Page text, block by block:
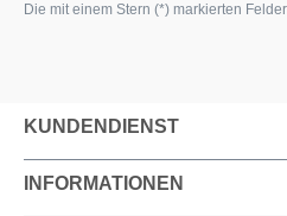
Die mit einem Stern (*) markierten
KUNDENDIENST
INFORMATIONEN